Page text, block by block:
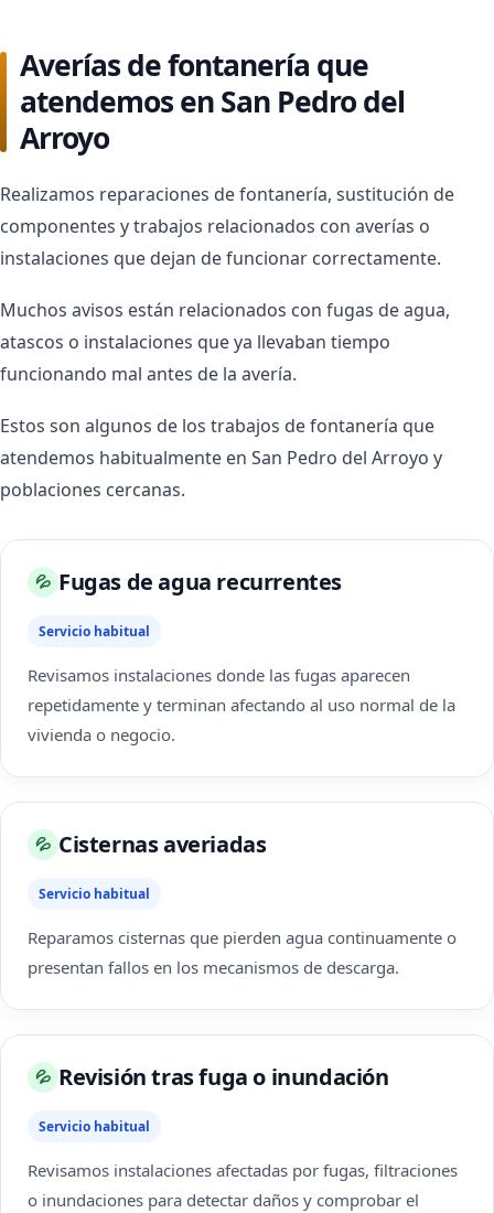
Averías de fontanería que
atendemos en San Pedro del
Arroyo
Realizamos reparaciones de fontanería, sustitución de
componentes y trabajos relacionados con averías o
instalaciones que dejan de funcionar correctamente.
Muchos avisos están relacionados con fugas de agua,
atascos o instalaciones que ya llevaban tiempo
funcionando mal antes de la avería.
Estos son algunos de los trabajos de fontanería que
atendemos habitualmente en San Pedro del Arroyo y
poblaciones cercanas.
💦 Fugas de agua recurrentes
Servicio habitual
Revisamos instalaciones donde las fugas aparecen
repetidamente y terminan afectando al uso normal de la
vivienda o negocio.
💦 Cisternas averiadas
Servicio habitual
Reparamos cisternas que pierden agua continuamente o
presentan fallos en los mecanismos de descarga.
💦 Revisión tras fuga o inundación
Servicio habitual
Revisamos instalaciones afectadas por fugas, filtraciones
o inundaciones para detectar daños y comprobar el